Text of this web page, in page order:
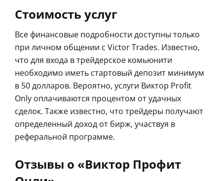
Стоимость услуг
Все финансовые подробности доступны только
при личном общении с Victor Trades. Известно,
что для входа в трейдерское комьюнити
необходимо иметь стартовый депозит минимум
в 50 долларов. Вероятно, услуги Виктор Profit
Only оплачиваются процентом от удачных
сделок. Также известно, что трейдеры получают
определенный доход от бирж, участвуя в
реферальной программе.
Отзывы о «Виктор Профит